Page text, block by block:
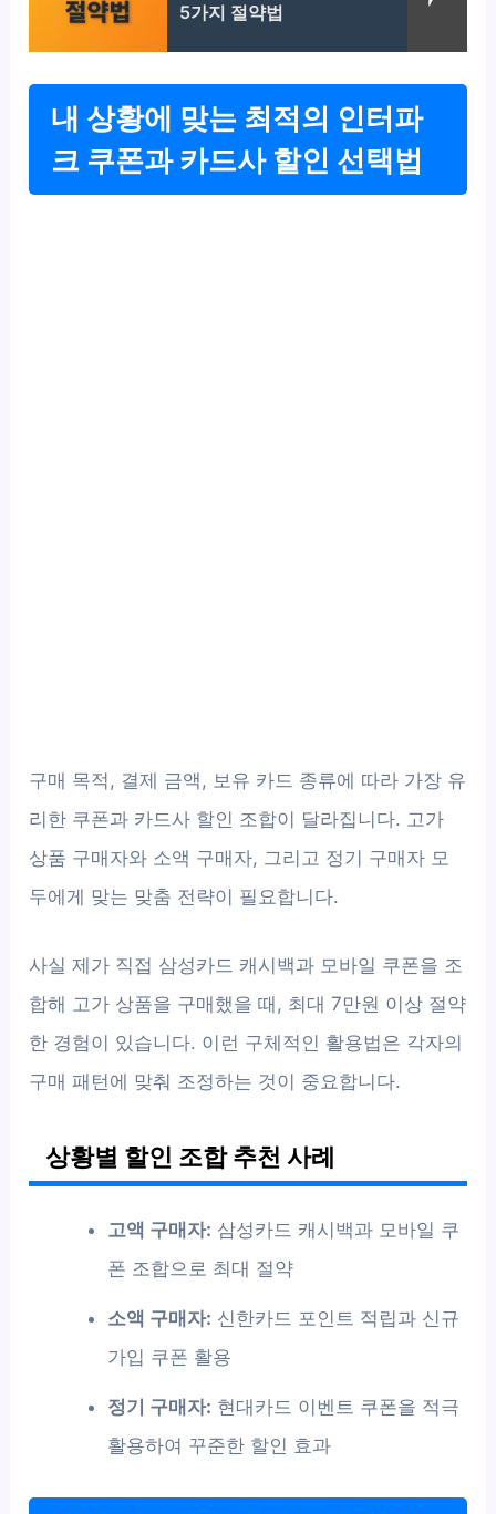
5가지 절약법
내 상황에 맞는 최적의 인터파
크 쿠폰과 카드사 할인 선택법
구매 목적, 결제 금액, 보유 카드 종류에 따라 가장 유
리한 쿠폰과 카드사 할인 조합이 달라집니다. 고가
상품 구매자와 소액 구매자, 그리고 정기 구매자 모
두에게 맞는 맞춤 전략이 필요합니다.
사실 제가 직접 삼성카드 캐시백과 모바일 쿠폰을 조
합해 고가 상품을 구매했을 때, 최대 7만원 이상 절약
한 경험이 있습니다. 이런 구체적인 활용법은 각자의
구매 패턴에 맞춰 조정하는 것이 중요합니다.
상황별 할인 조합 추천 사례
고액 구매자: 삼성카드 캐시백과 모바일 쿠
폰 조합으로 최대 절약
소액 구매자: 신한카드 포인트 적립과 신규
가입 쿠폰 활용
정기 구매자: 현대카드 이벤트 쿠폰을 적극
활용하여 꾸준한 할인 효과